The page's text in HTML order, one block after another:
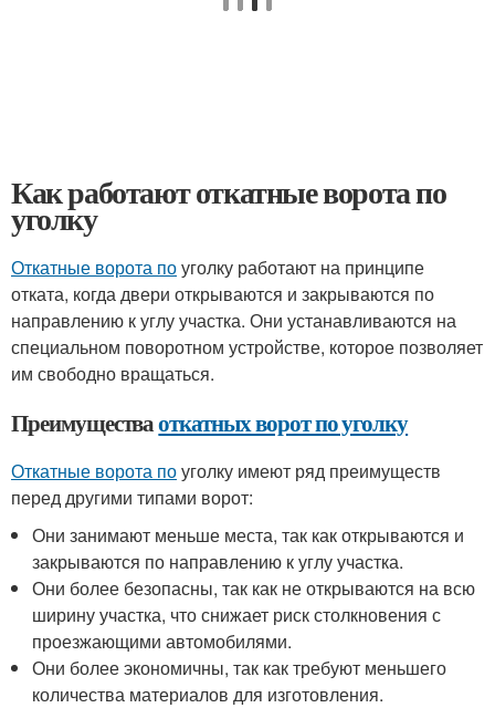
Как работают откатные ворота по
уголку
Откатные ворота поуголку работают на принципе
отката, когда двери открываются и закрываются по
направлению к углу участка. Они устанавливаются на
специальном поворотном устройстве, которое позволяет
им свободно вращаться.
Преимуществаоткатных ворот по уголку
Откатные ворота поуголку имеют ряд преимуществ
перед другими типами ворот:
Они занимают меньше места, так как открываются и
закрываются по направлению к углу участка.
Они более безопасны, так как не открываются на всю
ширину участка, что снижает риск столкновения с
проезжающими автомобилями.
Они более экономичны, так как требуют меньшего
количества материалов для изготовления.